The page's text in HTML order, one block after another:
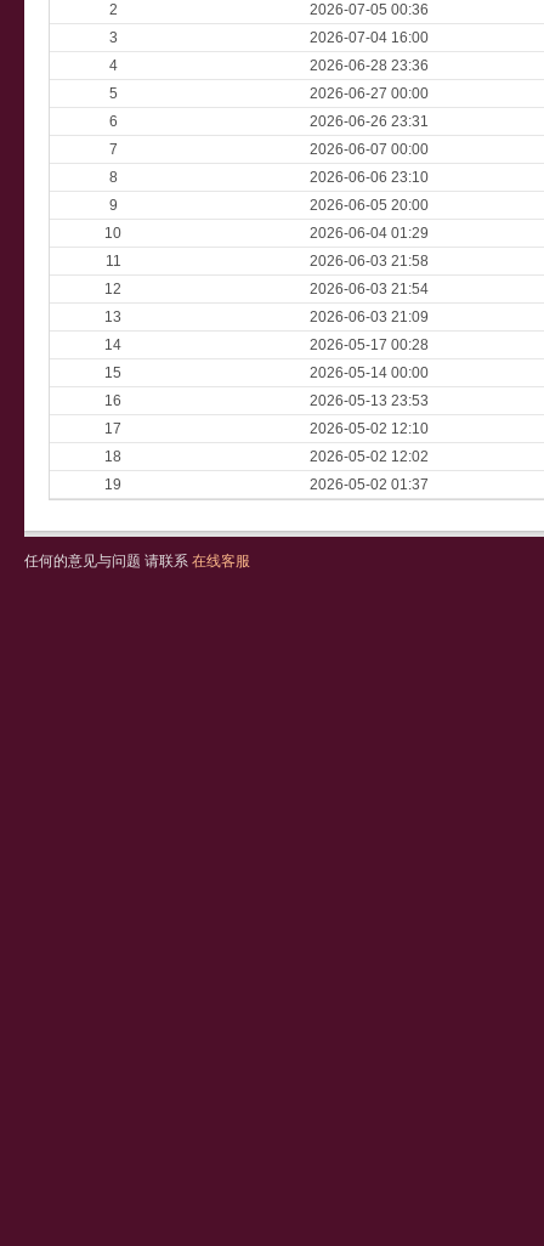
2
2026-07-05 00:36
3
2026-07-04 16:00
4
2026-06-28 23:36
5
2026-06-27 00:00
6
2026-06-26 23:31
7
2026-06-07 00:00
8
2026-06-06 23:10
9
2026-06-05 20:00
10
2026-06-04 01:29
11
2026-06-03 21:58
12
2026-06-03 21:54
13
2026-06-03 21:09
14
2026-05-17 00:28
15
2026-05-14 00:00
16
2026-05-13 23:53
17
2026-05-02 12:10
18
2026-05-02 12:02
19
2026-05-02 01:37
任何的意见与问题 请联系 在线客服